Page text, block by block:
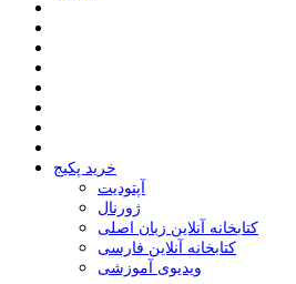
خرید پکیج
ﺁﭘﺘﻮﺩﯾﺖ
ﮊﻭﺭﻧﺎﻝ
کتابخانه آنلاین زبان اصلی
کتابخانه آنلاین فارسی
ویدیوی آموزشی